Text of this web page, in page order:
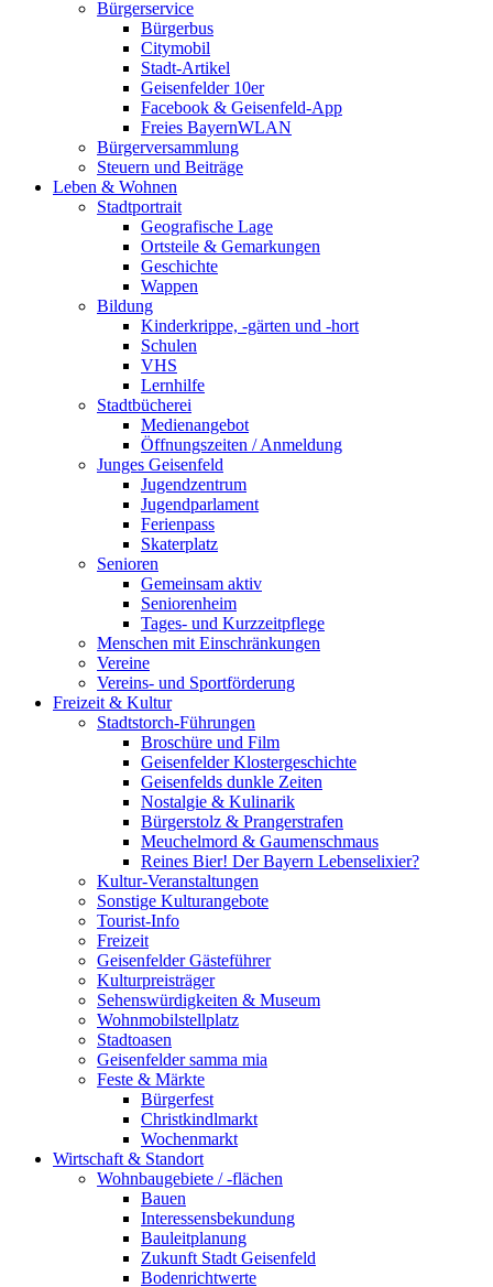
Bürgerservice
Bürgerbus
Citymobil
Stadt-Artikel
Geisenfelder 10er
Facebook & Geisenfeld-App
Freies BayernWLAN
Bürgerversammlung
Steuern und Beiträge
Leben & Wohnen
Stadtportrait
Geografische Lage
Ortsteile & Gemarkungen
Geschichte
Wappen
Bildung
Kinderkrippe, -gärten und -hort
Schulen
VHS
Lernhilfe
Stadtbücherei
Medienangebot
Öffnungszeiten / Anmeldung
Junges Geisenfeld
Jugendzentrum
Jugendparlament
Ferienpass
Skaterplatz
Senioren
Gemeinsam aktiv
Seniorenheim
Tages- und Kurzzeitpflege
Menschen mit Einschränkungen
Vereine
Vereins- und Sportförderung
Freizeit & Kultur
Stadtstorch-Führungen
Broschüre und Film
Geisenfelder Klostergeschichte
Geisenfelds dunkle Zeiten
Nostalgie & Kulinarik
Bürgerstolz & Prangerstrafen
Meuchelmord & Gaumenschmaus
Reines Bier! Der Bayern Lebenselixier?
Kultur-Veranstaltungen
Sonstige Kulturangebote
Tourist-Info
Freizeit
Geisenfelder Gästeführer
Kulturpreisträger
Sehenswürdigkeiten & Museum
Wohnmobilstellplatz
Stadtoasen
Geisenfelder samma mia
Feste & Märkte
Bürgerfest
Christkindlmarkt
Wochenmarkt
Wirtschaft & Standort
Wohnbaugebiete / -flächen
Bauen
Interessensbekundung
Bauleitplanung
Zukunft Stadt Geisenfeld
Bodenrichtwerte